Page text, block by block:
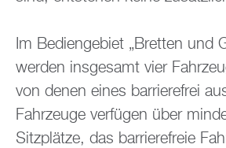
Im Be­dien­ge­biet „Brett­en und
wer­den ins­ge­samt vier
von denen eines bar­rie­re­frei
Fahr­zeu­ge ver­fü­gen über
Sitz­plät­ze, das bar­rie­re­freie